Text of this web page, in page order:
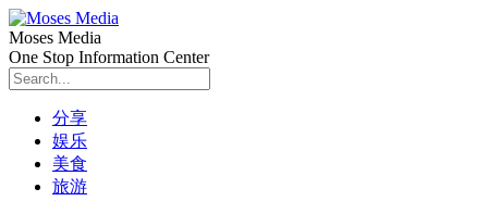
Moses Media
One Stop Information Center
分享
娱乐
美食
旅游